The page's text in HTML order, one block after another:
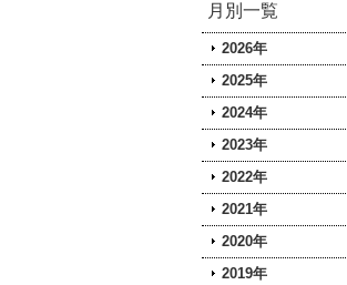
月別一覧
2026年
2025年
2024年
2023年
2022年
2021年
2020年
2019年